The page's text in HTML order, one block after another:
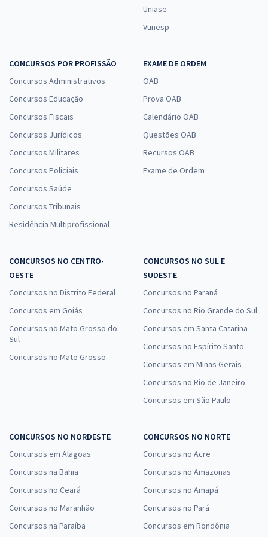
Uniase
Vunesp
CONCURSOS POR PROFISSÃO
Concursos Administrativos
Concursos Educação
Concursos Fiscais
Concursos Jurídicos
Concursos Militares
Concursos Policiais
Concursos Saúde
Concursos Tribunais
Residência Multiprofissional
EXAME DE ORDEM
OAB
Prova OAB
Calendário OAB
Questões OAB
Recursos OAB
Exame de Ordem
CONCURSOS NO CENTRO-
OESTE
Concursos no Distrito Federal
Concursos em Goiás
Concursos no Mato Grosso do
Sul
Concursos no Mato Grosso
CONCURSOS NO SUL E
SUDESTE
Concursos no Paraná
Concursos no Rio Grande do Sul
Concursos em Santa Catarina
Concursos no Espírito Santo
Concursos em Minas Gerais
Concursos no Rio de Janeiro
Concursos em São Paulo
CONCURSOS NO NORDESTE
Concursos em Alagoas
Concursos na Bahia
Concursos no Ceará
Concursos no Maranhão
Concursos na Paraíba
CONCURSOS NO NORTE
Concursos no Acre
Concursos no Amazonas
Concursos no Amapá
Concursos no Pará
Concursos em Rondônia